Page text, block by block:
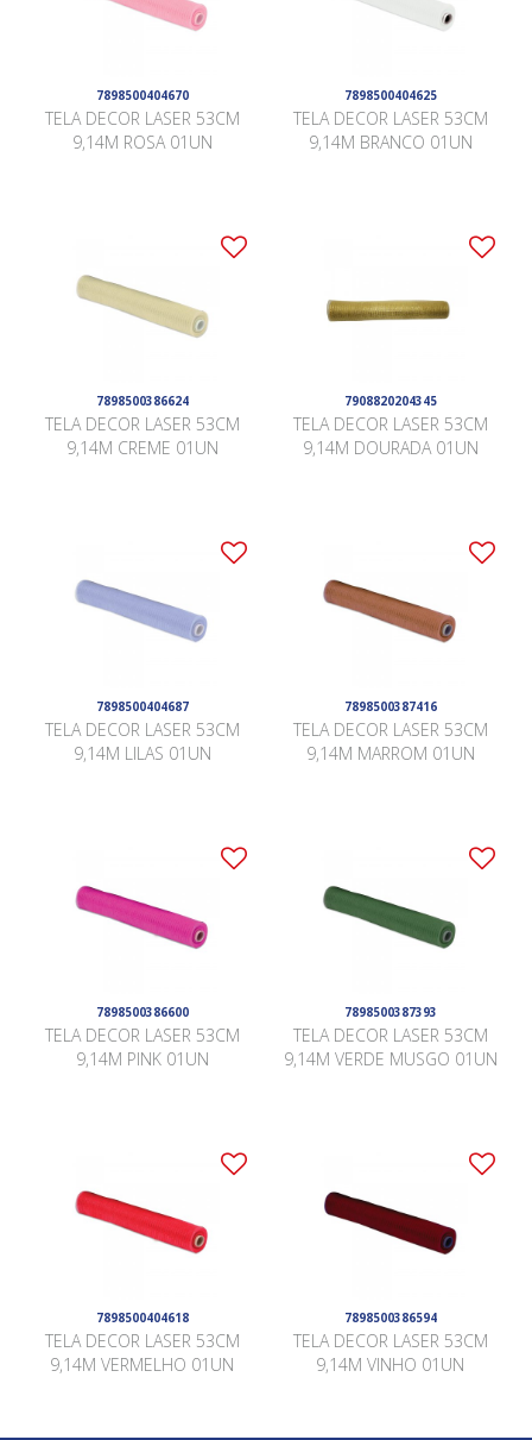
7898500404670
TELA DECOR LASER 53CM
9,14M ROSA 01UN
7898500404625
TELA DECOR LASER 53CM
9,14M BRANCO 01UN
7898500386624
TELA DECOR LASER 53CM
9,14M CREME 01UN
7908820204345
TELA DECOR LASER 53CM
9,14M DOURADA 01UN
7898500404687
TELA DECOR LASER 53CM
9,14M LILAS 01UN
7898500387416
TELA DECOR LASER 53CM
9,14M MARROM 01UN
7898500386600
TELA DECOR LASER 53CM
9,14M PINK 01UN
7898500387393
TELA DECOR LASER 53CM
9,14M VERDE MUSGO 01UN
7898500404618
TELA DECOR LASER 53CM
9,14M VERMELHO 01UN
7898500386594
TELA DECOR LASER 53CM
9,14M VINHO 01UN